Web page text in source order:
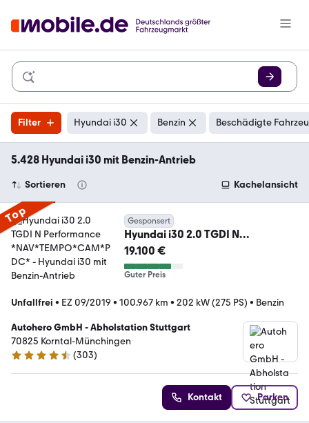
Filter Hyundai i30 Benzin Beschädigte
5.428 Hyundai i30 mit Benzin-Antrieb
Sortieren Kachelansicht
Top Gesponsert
Hyundai i30 2.0 TGDI N
Performance
*NAV*TEMPO*CAM*PDC*
19.100 €
Guter Preis
Unfallfrei • EZ 09/2019 • 100.967 km • 202 kW (275 PS) • Benzin
Autohero GmbH - Abholstation Stuttgart
70825 Korntal-Münchingen
4.4 Sterne
(303)
Kontakt Parken